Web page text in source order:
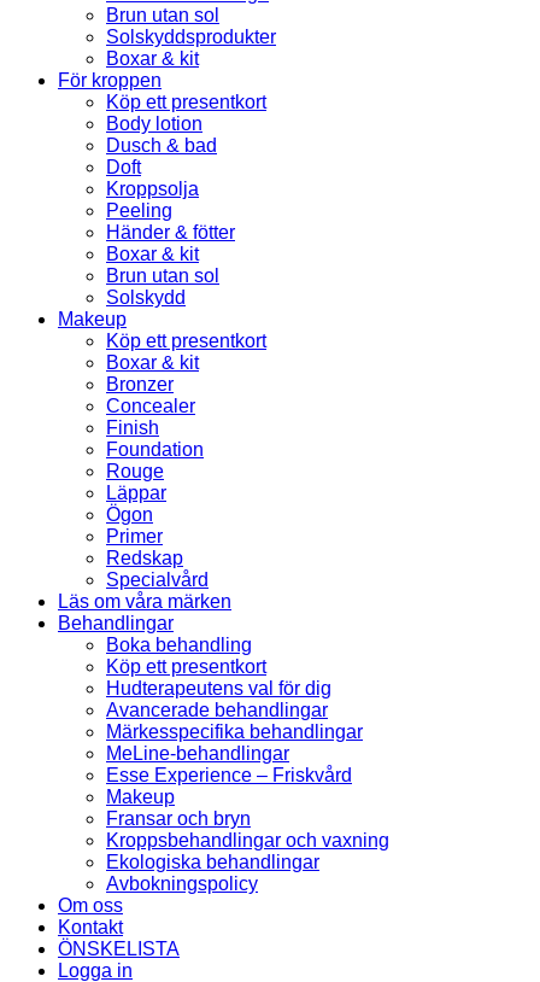
Brun utan sol
Solskyddsprodukter
Boxar & kit
För kroppen
Köp ett presentkort
Body lotion
Dusch & bad
Doft
Kroppsolja
Peeling
Händer & fötter
Boxar & kit
Brun utan sol
Solskydd
Makeup
Köp ett presentkort
Boxar & kit
Bronzer
Concealer
Finish
Foundation
Rouge
Läppar
Ögon
Primer
Redskap
Specialvård
Läs om våra märken
Behandlingar
Boka behandling
Köp ett presentkort
Hudterapeutens val för dig
Avancerade behandlingar
Märkesspecifika behandlingar
MeLine-behandlingar
Esse Experience – Friskvård
Makeup
Fransar och bryn
Kroppsbehandlingar och vaxning
Ekologiska behandlingar
Avbokningspolicy
Om oss
Kontakt
ÖNSKELISTA
Logga in